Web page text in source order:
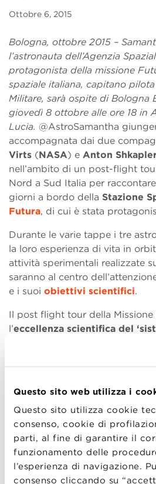
Questo sito web utilizza i
Questo sito utilizza cookie
consenso, cookie di
parti, al fine di garantire il
funzionamento delle
l’esperienza di navigazione.
consenso cliccando su
Ottobre 6, 2015
Bologna, ottobre 2015 –
l’astronauta dell’Agenzia
protagonista della missione
spaziale italiana, capitano pilota
Militare, sarà ospite di Bologna
giovedì 8 ottobre alle ore 18 in
Lucia. @AstroSamantha
accompagnata dai due
Virts (NASA) e Anton
nell’ambito di un post-flight
Nord a Sud Italia per
giorni a bordo della Stazione
Futura, di cui è stata
Durante le varie tappe i tre
la loro esperienza di vita in
attività sperimentali realizzate
saranno al centro
e i suoi obiettivi scientifici.
Il post flight tour della
l’eccellenza scientifica del
da in ambito spaziale, ma
dell’efficienza e della capacità
attraversare l’Italia Samantha e
Trenitalia
, vettore del post
Alitaliacurerà i trasporti
astronauti.
Sarà possibile seguire
www.bbs.unibo.itewww.asi.it,
Twitter @ASI_spazio